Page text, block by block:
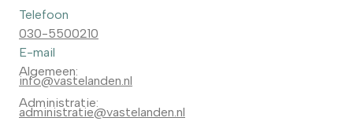
Telefoon
030-5500210
E-mail
Algemeen:
info@vastelanden.nl
Administratie:
administratie@vastelanden.nl